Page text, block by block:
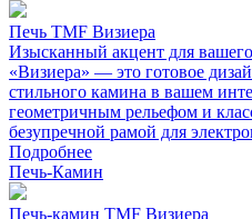
Печь TMF Визиера
Изысканный акцент для
«Визиера» — это готовое
стильного камина в вашем
геометричным рельефом и
безупречной рамой для
Подробнее
Печь-Камин
Печь-камин TMF Визиера